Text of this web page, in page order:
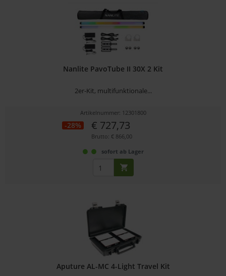
Nanlite PavoTube II 30X 2 Kit
2er-Kit, multifunktionale...
Artikelnummer: 12301800
-28% € 727,73
Brutto: € 866,00
sofort ab Lager
Aputure AL-MC 4-Light Travel Kit